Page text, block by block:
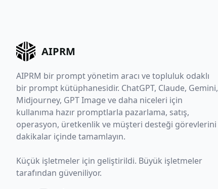
AIPRM
AIPRM bir prompt yönetim aracı ve topluluk odaklı
bir prompt kütüphanesidir. ChatGPT, Claude, Gemini,
Midjourney, GPT Image ve daha niceleri için
kullanıma hazır promptlarla pazarlama, satış,
operasyon, üretkenlik ve müşteri desteği görevlerini
dakikalar içinde tamamlayın.
Küçük işletmeler için geliştirildi. Büyük işletmeler
tarafından güveniliyor.